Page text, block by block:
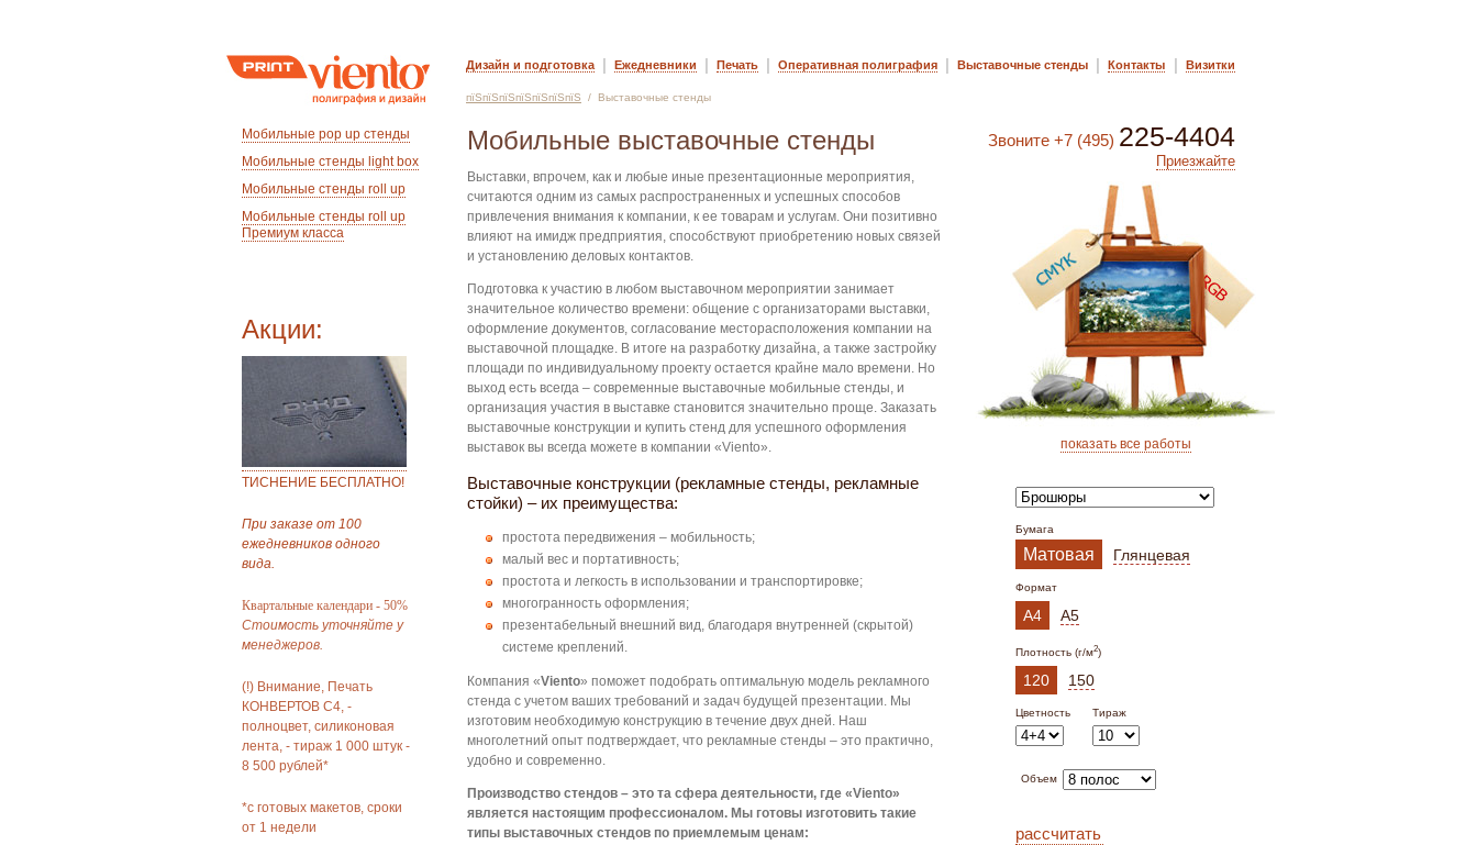
Дизайн и подготовка | Ежедневники | Печать | Оперативная полиграфия | Выставочные стенды | Контакты | Визитки
пїЅпїЅпїЅпїЅпїЅпїЅпїЅ / Выставочные стенды
Мобильные pop up стенды
Мобильные стенды light box
Мобильные стенды roll up
Мобильные стенды roll up
Премиум класса
Акции:
ТИСНЕНИЕ БЕСПЛАТНО!
При заказе от 100
ежедневников одного
вида.
Квартальные календари - 50%
Стоимость уточняйте у
менеджеров.
(!) Внимание, Печать
КОНВЕРТОВ С4, -
полноцвет, силиконовая
лента, - тираж 1 000 штук -
8 500 рублей*
*с готовых макетов, сроки
от 1 недели
Звоните +7 (495) 225-4404
Приезжайте
показать все работы
Бумага
Матовая Глянцевая
Формат
А4 А5
Плотность (г/м2)
120 150
Цветность Тираж
Объем
рассчитать
Мобильные выставочные стенды
Выставки, впрочем, как и любые иные презентационные мероприятия,
считаются одним из самых распространенных и успешных способов
привлечения внимания к компании, к ее товарам и услугам. Они позитивно
влияют на имидж предприятия, способствуют приобретению новых связей
и установлению деловых контактов.
Подготовка к участию в любом выставочном мероприятии занимает
значительное количество времени: общение с организаторами выставки,
оформление документов, согласование месторасположения компании на
выставочной площадке. В итоге на разработку дизайна, а также застройку
площади по индивидуальному проекту остается крайне мало времени. Но
выход есть всегда – современные выставочные мобильные стенды, и
организация участия в выставке становится значительно проще. Заказать
выставочные конструкции и купить стенд для успешного оформления
выставок вы всегда можете в компании «Viento».
Выставочные конструкции (рекламные стенды, рекламные
стойки) – их преимущества:
простота передвижения – мобильность;
малый вес и портативность;
простота и легкость в использовании и транспортировке;
многогранность оформления;
презентабельный внешний вид, благодаря внутренней (скрытой)
системе креплений.
Компания «Viento» поможет подобрать оптимальную модель рекламного
стенда с учетом ваших требований и задач будущей презентации. Мы
изготовим необходимую конструкцию в течение двух дней. Наш
многолетний опыт подтверждает, что рекламные стенды – это практично,
удобно и современно.
Производство стендов – это та сфера деятельности, где «Viento»
является настоящим профессионалом. Мы готовы изготовить такие
типы выставочных стендов по приемлемым ценам: